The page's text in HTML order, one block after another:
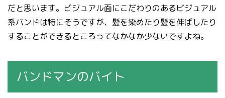
だと思います。ビジュアル面にこだわりのあるビジュアル
系バンドは特にそうですが、髪を染めたり髪を伸ばしたり
することができるところってなかなか少ないですよね。
バンドマンのバイト